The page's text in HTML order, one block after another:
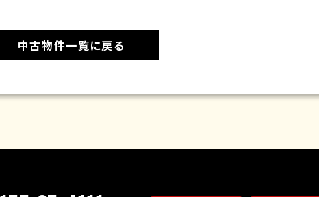
中古物件一覧に戻る